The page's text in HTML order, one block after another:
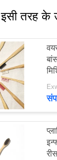
इसी तरह के